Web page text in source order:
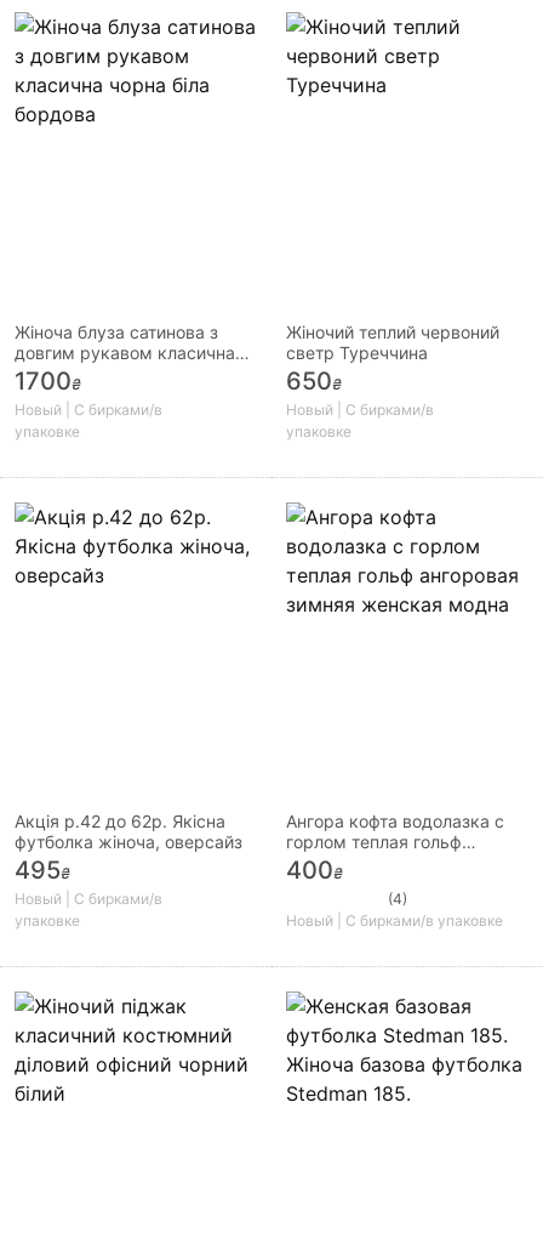
Жіноча блуза сатинова з
довгим рукавом класична
чорна біла бордова
1700₴
Новый | С бирками/в
упаковке
Жіночий теплий червоний
светр Туреччина
650₴
Новый | С бирками/в
упаковке
Акція р.42 до 62р. Якісна
футболка жіноча, оверсайз
495₴
Новый | С бирками/в
упаковке
Ангора кофта водолазка с
горлом теплая гольф
ангоровая зимняя женская
модна
400₴
(4)
Новый | С бирками/в упаковке